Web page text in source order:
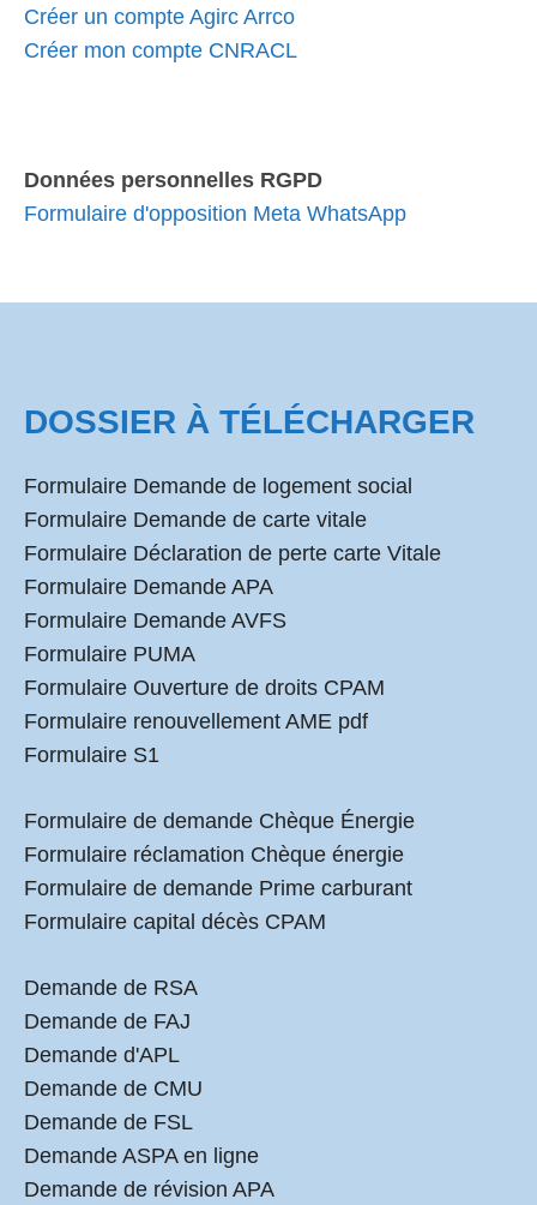
Créer un compte Agirc Arrco
Créer mon compte CNRACL
Données personnelles RGPD
Formulaire d'opposition Meta WhatsApp
DOSSIER À TÉLÉCHARGER
Formulaire Demande de logement social
Formulaire Demande de carte vitale
Formulaire Déclaration de perte carte Vitale
Formulaire Demande APA
Formulaire Demande AVFS
Formulaire PUMA
Formulaire Ouverture de droits CPAM
Formulaire renouvellement AME pdf
Formulaire S1
Formulaire de demande Chèque Énergie
Formulaire réclamation Chèque énergie
Formulaire de demande Prime carburant
Formulaire capital décès CPAM
Demande de RSA
Demande de FAJ
Demande d'APL
Demande de CMU
Demande de FSL
Demande ASPA en ligne
Demande de révision APA